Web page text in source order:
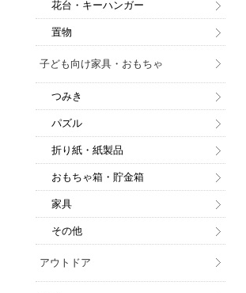
花台・キーハンガー
置物
子ども向け家具・おもちゃ
つみき
パズル
折り紙・紙製品
おもちゃ箱・貯金箱
家具
その他
アウトドア